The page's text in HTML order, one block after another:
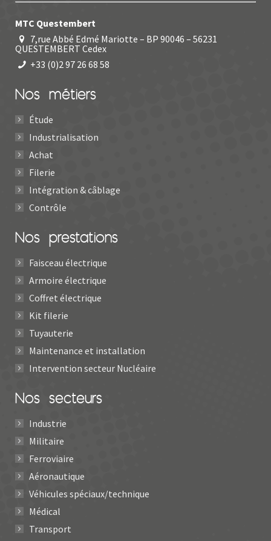
MTC Questembert
7,rue Abbé Edmé Mariotte – BP 90046 – 56231
QUESTEMBERT Cedex
+33 (0)2 97 26 68 58
Nos métiers
Étude
Industrialisation
Achat
Filerie
Intégration & câblage
Contrôle
Nos prestations
Faisceau électrique
Armoire électrique
Coffret électrique
Kit filerie
Tuyauterie
Maintenance et installation
Intervention secteur Nucléaire
Nos secteurs
Industrie
Militaire
Ferroviaire
Aéronautique
Véhicules spéciaux/technique
Médical
Transport